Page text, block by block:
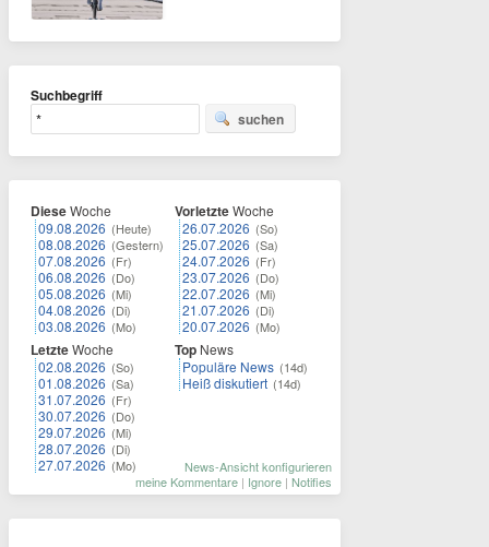
Suchbegriff
suchen
DieseWoche
09.08.2026 (Heute)
08.08.2026 (Gestern)
07.08.2026 (Fr)
06.08.2026 (Do)
05.08.2026 (Mi)
04.08.2026 (Di)
03.08.2026 (Mo)
LetzteWoche
02.08.2026 (So)
01.08.2026 (Sa)
31.07.2026 (Fr)
30.07.2026 (Do)
29.07.2026 (Mi)
28.07.2026 (Di)
27.07.2026 (Mo)
VorletzteWoche
26.07.2026 (So)
25.07.2026 (Sa)
24.07.2026 (Fr)
23.07.2026 (Do)
22.07.2026 (Mi)
21.07.2026 (Di)
20.07.2026 (Mo)
Top News
Populäre News (14d)
Heiß diskutiert (14d)
News-Ansicht konfigurieren
meine Kommentare | Ignore | Notifies